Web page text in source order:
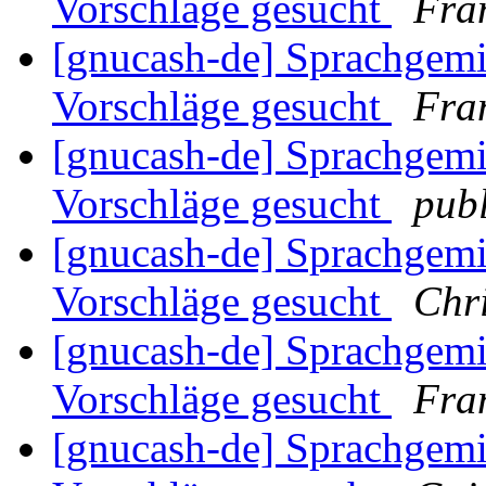
[gnucash-de]
Vorschläge gesucht
[gnucash-de]
Vorschläge gesucht
[gnucash-de]
Vorschläge gesucht
[gnucash-de]
Vorschläge gesucht
[gnucash-de]